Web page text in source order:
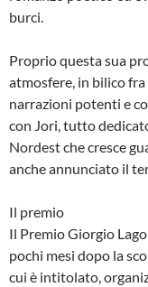
burci.
Proprio questa sua
atmosfere, in bilico
narrazioni potenti e
con Jori, tutto
Nordest che cresce
anche annunciato il
Il premio
Il Premio Giorgio
pochi mesi dopo la
cui è intitolato,